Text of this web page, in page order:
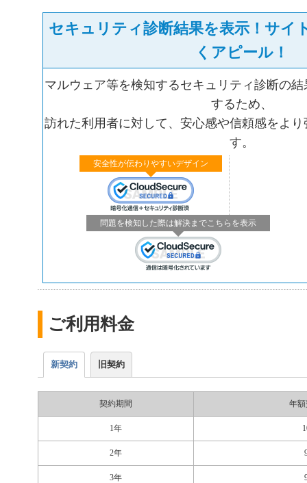
セキュリティ診断結果を表示！サイ
くアピール！
マルウェア等を検知するセキュリティ診断の
するため、
訪れた利用者に対して、安心感や信頼感をよ
す。
安全性が伝わりやすいデザイン
問題を検知した際は解決までこちらを表示
ご利用料金
新契約
契約期間 年
1年
2年
3年
旧契約